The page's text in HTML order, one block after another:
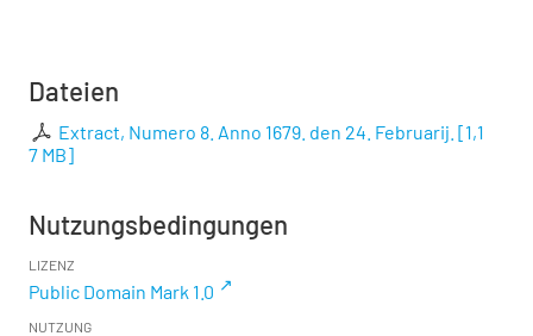
Dateien
Extract, Numero 8. Anno 1679. den 24. Februarij. [1,1
7 MB]
Nutzungsbedingungen
LIZENZ
Public Domain Mark 1.0
NUTZUNG